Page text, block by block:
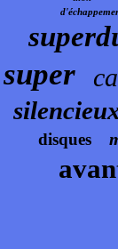
super
disques